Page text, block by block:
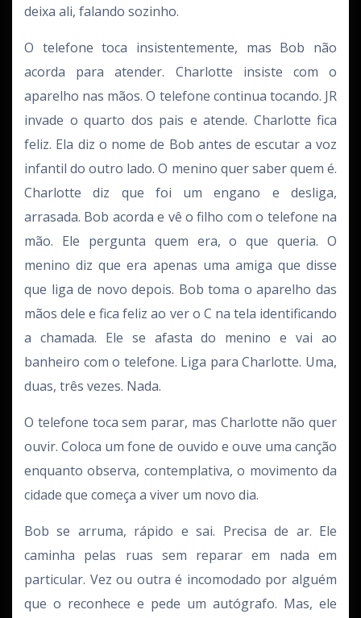
deixa ali, falando sozinho.
O telefone toca insistentemente, mas Bob não
acorda para atender. Charlotte insiste com o
aparelho nas mãos. O telefone continua tocando. JR
invade o quarto dos pais e atende. Charlotte fica
feliz. Ela diz o nome de Bob antes de escutar a voz
infantil do outro lado. O menino quer saber quem é.
Charlotte diz que foi um engano e desliga,
arrasada. Bob acorda e vê o filho com o telefone na
mão. Ele pergunta quem era, o que queria. O
menino diz que era apenas uma amiga que disse
que liga de novo depois. Bob toma o aparelho das
mãos dele e fica feliz ao ver o C na tela identificando
a chamada. Ele se afasta do menino e vai ao
banheiro com o telefone. Liga para Charlotte. Uma,
duas, três vezes. Nada.
O telefone toca sem parar, mas Charlotte não quer
ouvir. Coloca um fone de ouvido e ouve uma canção
enquanto observa, contemplativa, o movimento da
cidade que começa a viver um novo dia.
Bob se arruma, rápido e sai. Precisa de ar. Ele
caminha pelas ruas sem reparar em nada em
particular. Vez ou outra é incomodado por alguém
que o reconhece e pede um autógrafo. Mas, ele